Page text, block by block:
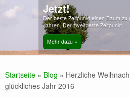
Inhalt
springen
Jetzt!
Der beste Zeitpunkt einen Baum
Jahren. Der zweitbeste Zeitpunkt ...
Mehr dazu »
Startseite » Blog » Herzliche
glückliches Jahr 2016